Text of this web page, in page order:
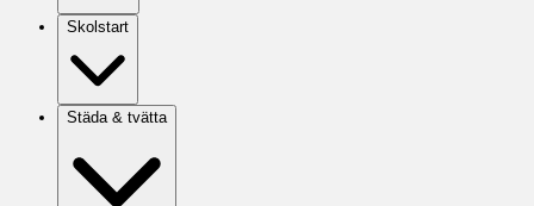
Skolstart
Städa & tvätta